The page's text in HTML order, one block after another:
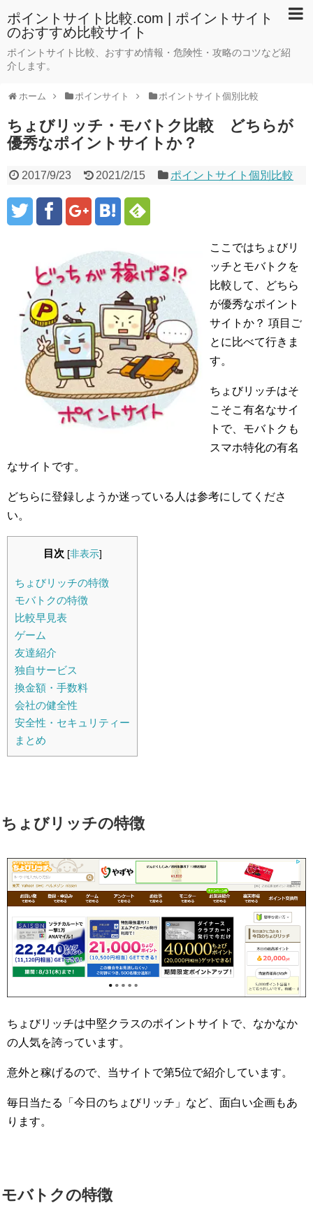
ポイントサイト比較.com | ポイントサイト
のおすすめ比較サイト
ポイントサイト比較、おすすめ情報・危険性・攻略のコツなど紹
介します。
ホーム ポインサイト ポイントサイト個別比較
ちょびリッチ・モバトク比較 どちらが
優秀なポイントサイトか？
2017/9/23 2021/2/15 ポイントサイト個別比較
ここではちょびリ
ッチとモバトクを
比較して、どちら
が優秀なポイント
サイトか？ 項目ご
とに比べて行きま
す。
ちょびリッチはそ
こそこ有名なサイ
トで、モバトクも
スマホ特化の有名
なサイトです。
どちらに登録しようか迷っている人は参考にしてくださ
い。
目次 [非表示]
ちょびリッチの特徴
モバトクの特徴
比較早見表
ゲーム
友達紹介
独自サービス
換金額・手数料
会社の健全性
安全性・セキュリティー
まとめ
ちょびリッチの特徴
ちょびリッチは中堅クラスのポイントサイトで、なかなか
の人気を誇っています。
意外と稼げるので、当サイトで第5位で紹介しています。
毎日当たる「今日のちょびリッチ」など、面白い企画もあ
ります。
モバトクの特徴